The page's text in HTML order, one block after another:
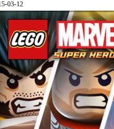
03-12